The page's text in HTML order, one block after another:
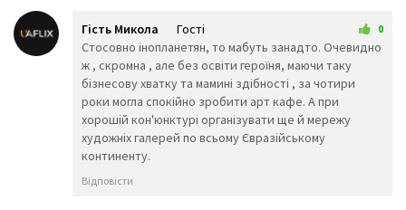
🤒
🤕
🤢
🤮
🤧
😇
🥳
🥴
🤥
🧐
🤓
👿
Гість Микола
Гості
7 грудня 2025 16:05
0
Стосовно інопланетян, то мабуть занадто. Очевидно
ж , скромна , але без освіти героїня, маючи таку
бізнесову хватку та мамині здібності , за чотири
роки могла спокійно зробити арт кафе. А при
хорошій кон'юнктурі організувати ще й мережу
художніх галерей по всьому Євразійському
континенту.
Відповісти